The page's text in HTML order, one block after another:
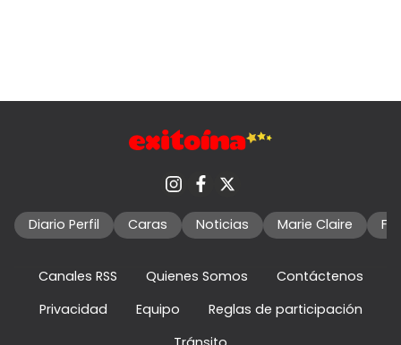
Diario Perfil Caras Noticias Marie Claire
Canales RSS Quienes Somos
Contáctenos
Privacidad
Equipo
Reglas de participación